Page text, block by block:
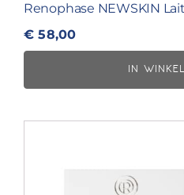
Renophase NEWSKIN
€ 58,00
IN